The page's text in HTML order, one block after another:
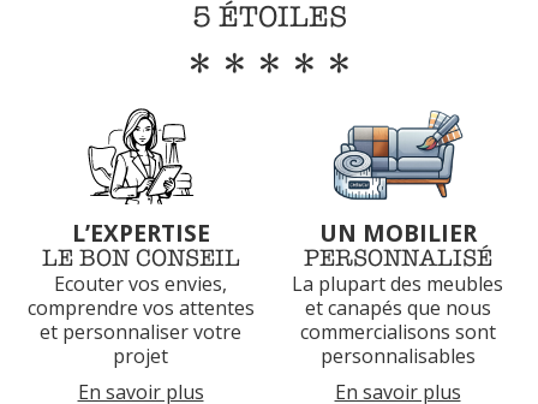
5 ÉTOILES
*****
L’EXPERTISE
LE BON CONSEIL
Ecouter vos envies,
comprendre vos attentes
et personnaliser votre
projet
En savoir plus
UN MOBILIER
PERSONNALISÉ
La plupart des meubles
et canapés que nous
commercialisons sont
personnalisables
En savoir plus